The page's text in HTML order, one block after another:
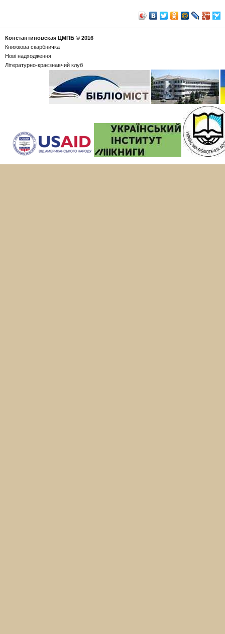
Константиновская ЦМПБ © 2016
Книжкова скарбничка
Новi надходження
Літературно-краєзнавчий клуб